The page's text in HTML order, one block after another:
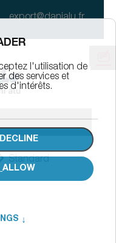
export@danialu.fr
Standard